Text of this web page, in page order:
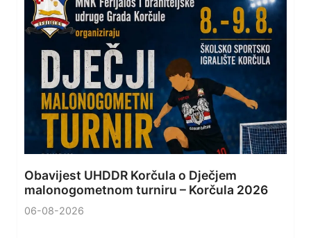
Obavijest UHDDR Korčula o Dječjem
malonogometnom turniru – Korčula 2026
06-08-2026